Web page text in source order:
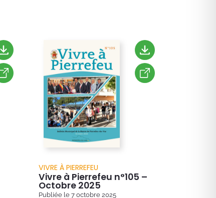
VIVRE À PIERREFEU
Vivre à Pierrefeu n°105 –
Octobre 2025
Publiée le 7 octobre 2025